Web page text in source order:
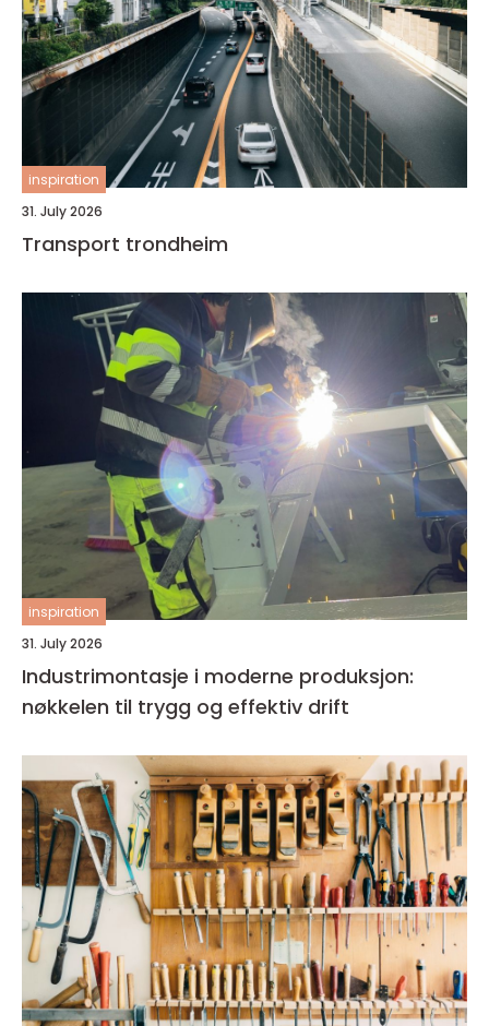
inspiration
31. July 2026
Transport trondheim
inspiration
31. July 2026
Industrimontasje i moderne produksjon:
nøkkelen til trygg og effektiv drift